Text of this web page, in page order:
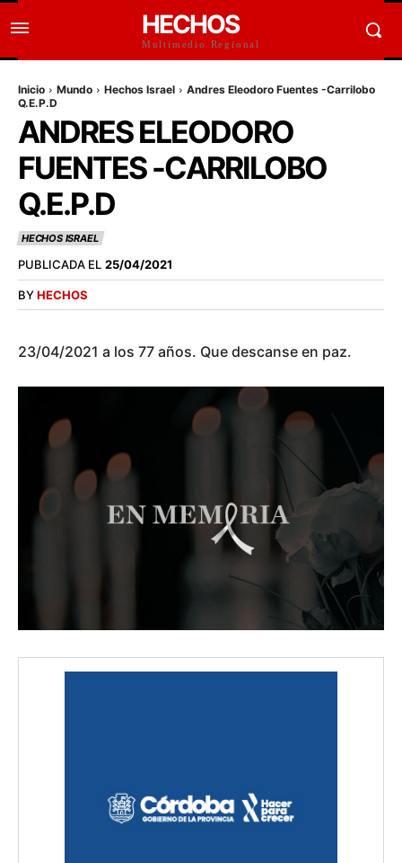
HECHOS
Multimedio Regional
Inicio Mundo Hechos Israel
Andres Eleodoro Fuentes -Carrilobo
Q.E.P.D
ANDRES ELEODORO
FUENTES -CARRILOBO
Q.E.P.D
HECHOS ISRAEL
PUBLICADA EL 25/04/2021
BYHECHOS
23/04/2021 a los 77 años. Que descanse en paz.